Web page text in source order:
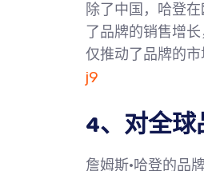
除了中国，哈登
了品牌的销售增
仅推动了品牌的市
j9
4、对全
詹姆斯·哈登的品